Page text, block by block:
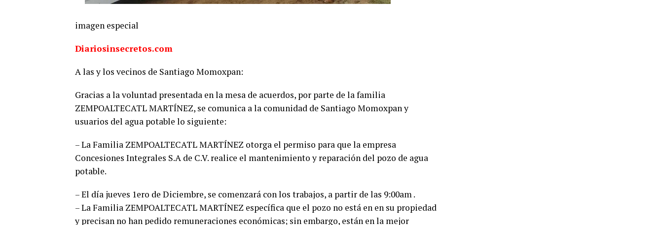
imagen especial
Diariosinsecretos.com
A las y los vecinos de Santiago Momoxpan:
Gracias a la voluntad presentada en la mesa de acuerdos, por parte de la familia
ZEMPOALTECATL MARTÍNEZ, se comunica a la comunidad de Santiago Momoxpan y
usuarios del agua potable lo siguiente:
– La Familia ZEMPOALTECATL MARTÍNEZ otorga el permiso para que la empresa
Concesiones Integrales S.A de C.V. realice el mantenimiento y reparación del pozo de agua
potable.
– El día jueves 1ero de Diciembre, se comenzará con los trabajos, a partir de las 9:00am .
– La Familia ZEMPOALTECATL MARTÍNEZ específica que el pozo no está en en su propiedad
y precisan no han pedido remuneraciones económicas; sin embargo, están en la mejor